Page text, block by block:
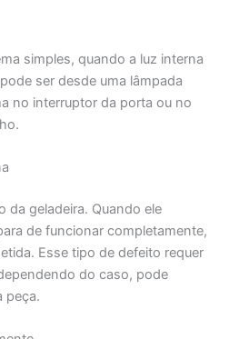
simples, quando a luz interna
ser desde uma lâmpada
no interruptor da porta ou no
da geladeira. Quando ele
de funcionar completamente,
Esse tipo de defeito requer
do caso, pode
peça.